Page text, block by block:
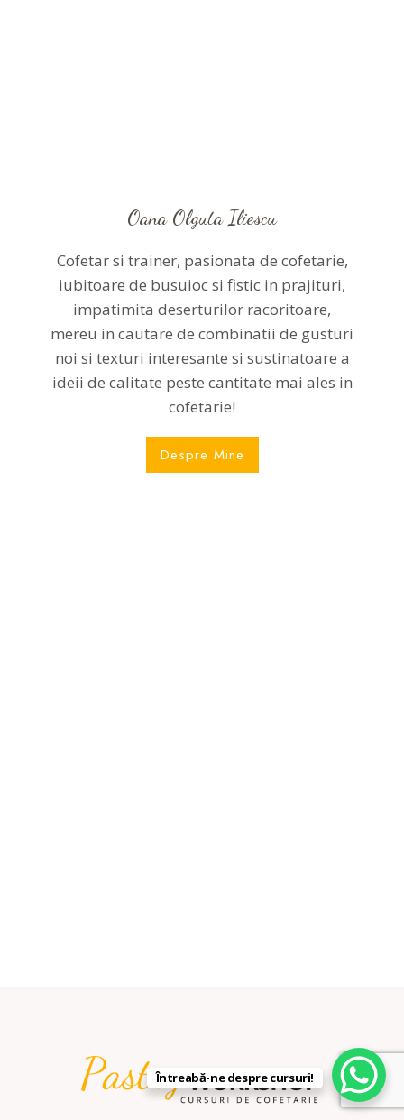
Oana Olguta Iliescu
Cofetar si trainer, pasionata de cofetarie,
iubitoare de busuioc si fistic in prajituri,
impatimita deserturilor racoritoare,
mereu in cautare de combinatii de gusturi
noi si texturi interesante si sustinatoare a
ideii de calitate peste cantitate mai ales in
cofetarie!
Despre Mine
Întreabă-ne despre cursuri!